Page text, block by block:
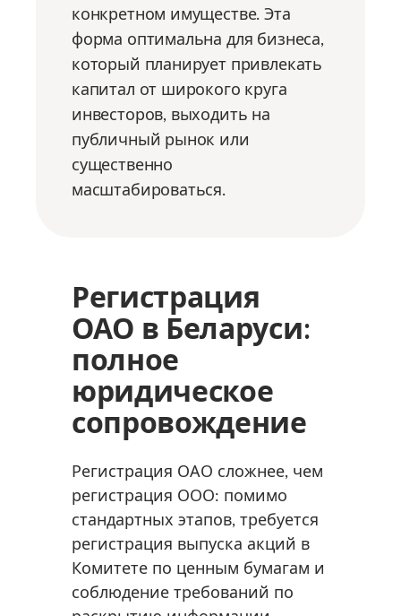
конкретном имуществе. Эта
форма оптимальна для бизнеса,
который планирует привлекать
капитал от широкого круга
инвесторов, выходить на
публичный рынок или
существенно
масштабироваться.
Регистрация
ОАО в Беларуси:
полное
юридическое
сопровождение
Регистрация ОАО сложнее, чем
регистрация ООО: помимо
стандартных этапов, требуется
регистрация выпуска акций в
Комитете по ценным бумагам и
соблюдение требований по